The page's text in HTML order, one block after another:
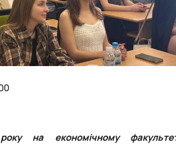
на економічному